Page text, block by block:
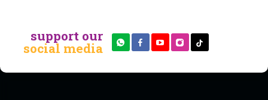
support our
social media